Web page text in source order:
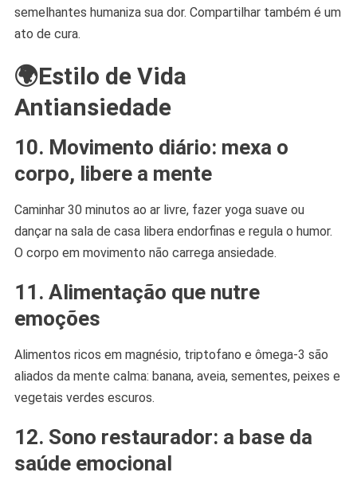
semelhantes humaniza sua dor. Compartilhar também é um
ato de cura.
🌍Estilo de Vida
Antiansiedade
10. Movimento diário: mexa o
corpo, libere a mente
Caminhar 30 minutos ao ar livre, fazer yoga suave ou
dançar na sala de casa libera endorfinas e regula o humor.
O corpo em movimento não carrega ansiedade.
11. Alimentação que nutre
emoções
Alimentos ricos em magnésio, triptofano e ômega-3 são
aliados da mente calma: banana, aveia, sementes, peixes e
vegetais verdes escuros.
12. Sono restaurador: a base da
saúde emocional